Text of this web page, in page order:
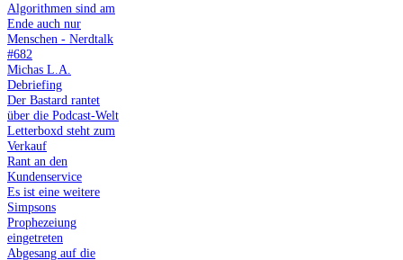
Algorithmen sind am
Ende auch nur
Menschen - Nerdtalk
#682
Michas L.A.
Debriefing
Der Bastard rantet
über die Podcast-Welt
Letterboxd steht zum
Verkauf
Rant an den
Kundenservice
Es ist eine weitere
Simpsons
Prophezeiung
eingetreten
Abgesang auf die